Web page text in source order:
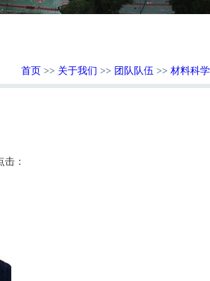
首页 >> 关于我们 >> 团队队伍 >> 材料科
：